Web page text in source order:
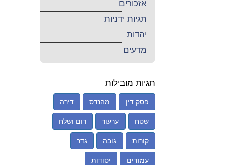
אזכורים
תגיות ידניות
יהדות
מדעים
תגיות מובילות
פסק דין מהנדס דירה
שטח ערעור רום ושלח
קורות גובה גדר
עמודים יסודות